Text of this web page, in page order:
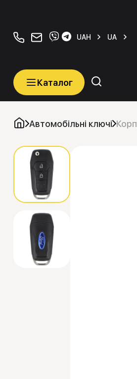
+380934077070
UAH UA
Каталог
Каталог
Категорії
Автомобільні ключі
Транспордери (Чіпи)
Програматори
Емулятори
Автомобільні ключі